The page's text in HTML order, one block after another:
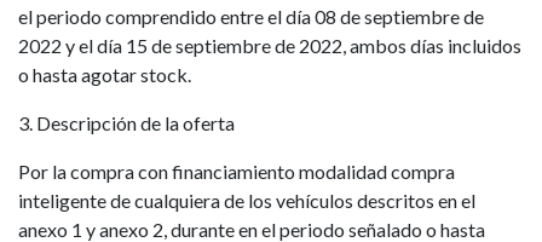
el periodo comprendido entre el día 08 de septiembre de
2022 y el día 15 de septiembre de 2022, ambos días incluidos
o hasta agotar stock.
3. Descripción de la oferta
Por la compra con financiamiento modalidad compra
inteligente de cualquiera de los vehículos descritos en el
anexo 1 y anexo 2, durante en el periodo señalado o hasta